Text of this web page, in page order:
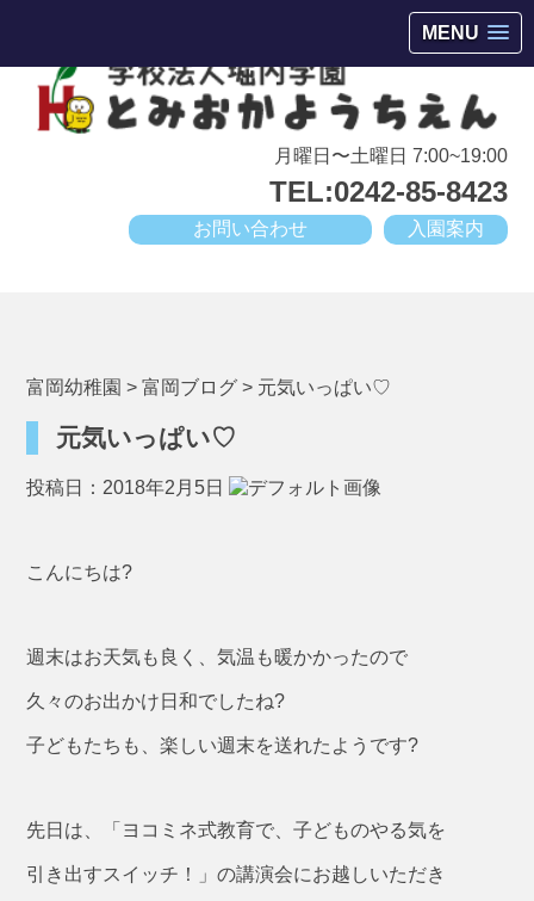
MENU
月曜日〜土曜日 7:00~19:00
TEL:0242-85-8423
入園案内
お問い合わせ
富岡幼稚園 >富岡ブログ > 元気いっぱい♡
元気いっぱい♡
投稿日：2018年2月5日
こんにちは?
週末はお天気も良く、気温も暖かかったので
久々のお出かけ日和でしたね?
子どもたちも、楽しい週末を送れたようです?
先日は、「ヨコミネ式教育で、子どものやる気を
引き出すスイッチ！」の講演会にお越しいただき